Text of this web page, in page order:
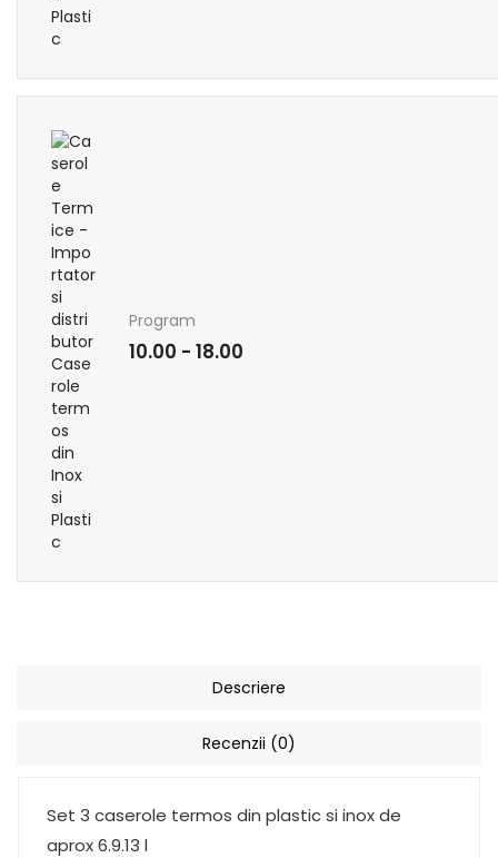
Program
10.00 - 18.00
Descriere
Recenzii (0)
Set 3 caserole termos din plastic si inox de
aprox 6.9.13 l